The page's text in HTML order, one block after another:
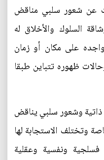
عن شعور سلبي مناقض
السلوك والأخلاق له
على مكان أو زمان
ظهوره تتباين طبقا
ذاتية وشعور سلبي يناقض
وتختلف الاستجابة لها
ونفسية وعقلية